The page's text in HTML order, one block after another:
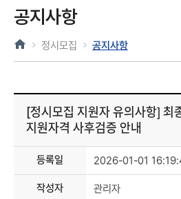
공지사항
정시모집 공지사항
[정시모집 지원자 유의사항] 최
지원자격 사후검증 안내
등록일 2026-01-01
작성자 관리자